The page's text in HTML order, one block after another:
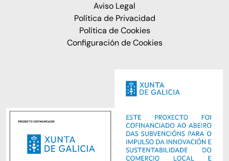
Aviso Legal
Política de Privacidad
Política de Cookies
Configuración de Cookies